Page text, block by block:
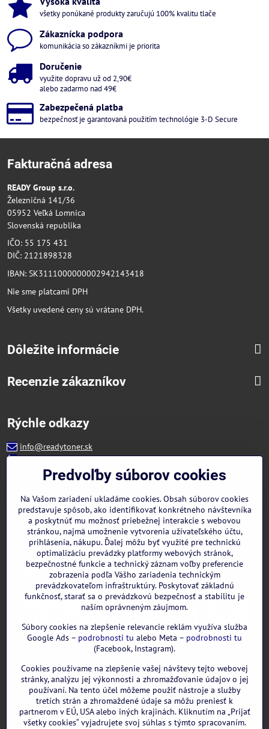
všetky ponúkané produkty zaručujú 100% kvalitu tlače
Zákaznícka podpora
komunikácia so zákazníkmi je priorita
Doručenie
využite dopravu už od 2,90€
alebo zadarmo nad 49€
Zabezpečená platba
bezpečnosť je garantovaná použitím technológie 3-D Secure
Fakturačná adresa
READY Group s.r.o.
Železničná 141/36
05952 Veľká Lomnica
Slovenská republika
IČO: 55 175 431
DIČ: 2121898328
IBAN: SK3111000000002942143418
Nie sme platcami DPH
Všetky uvedené ceny sú vrátane DPH.
Dôležite informácie
Recenzie zákazníkov
Rýchle odkazy
info@readytoner.sk
+421 944 322 536 (PO-PIA: 09:00- 15:00)
Facebook
WhatsApp
GOOGLE recenzie:
Predvoľby súborov cookies
Na Vašom zariadení ukladáme cookies. Obsah súborov cookies
predstavuje spôsob, ako identifikovať konkrétneho návštevníka
a poskytnúť mu možnosť priebežnej interakcie s webovou
stránkou, najmä umožnenie vytvorenia užívateľského účtu,
prihlásenia, nákupu. Ďalej môžu byť využité pre technickú
optimalizáciu prevádzky platformy webových stránok,
bezpečnostné funkcie a technický záznam voľby preferencie
zobrazenia podľa Vášho zariadenia technickým
prevádzkovateľom infraštruktúry. Poskytovať základnú
funkčnosť, starať sa o prevádzkovú bezpečnosť a stabilitu je
naším oprávneným záujmom.
Súbory cookies na zlepšenie relevancie reklám využíva služba
Google Ads – podrobnosti tu alebo Meta – podrobnosti tu
(Facebook, Instagram).
Cookies používame na zlepšenie vašej návštevy tejto webovej
stránky, analýzu jej výkonnosti a zhromažďovanie údajov o jej
používaní. Na tento účel môžeme použiť nástroje a služby
tretích strán a zhromaždené údaje sa môžu preniesť k
partnerom v EÚ, USA alebo iných krajinách. Kliknutím na „Prijať
všetky cookies“ vyjadrujete svoj súhlas s týmto spracovaním.